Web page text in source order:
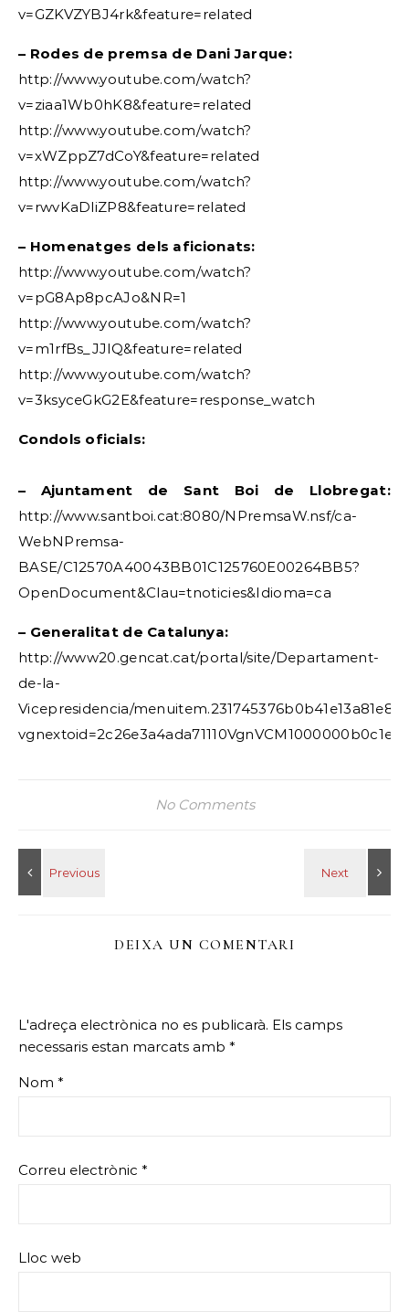
v=GZKVZYBJ4rk&feature=related
– Rodes de premsa de Dani Jarque:
http://www.youtube.com/watch?
v=ziaa1Wb0hK8&feature=related
http://www.youtube.com/watch?
v=xWZppZ7dCoY&feature=related
http://www.youtube.com/watch?
v=rwvKaDliZP8&feature=related
– Homenatges dels aficionats:
http://www.youtube.com/watch?
v=pG8Ap8pcAJo&NR=1
http://www.youtube.com/watch?
v=m1rfBs_JJlQ&feature=related
http://www.youtube.com/watch?
v=3ksyceGkG2E&feature=response_watch
Condols oficials:
– Ajuntament de Sant Boi de Llobregat:
http://www.santboi.cat:8080/NPremsaW.nsf/ca-
WebNPremsa-
BASE/C12570A40043BB01C125760E00264BB5?
OpenDocument&Clau=tnoticies&Idioma=ca
– Generalitat de Catalunya:
http://www20.gencat.cat/portal/site/Departament-
de-la-
Vicepresidencia/
No Comments
DEIXA UN COMENTARI
L'adreça electrònica no es publicarà. Els camps
necessaris estan marcats amb *
Nom *
Correu electrònic *
Lloc web